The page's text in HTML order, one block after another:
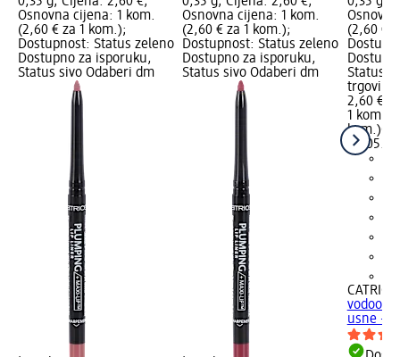
Osnovna cijena: 1 kom.
(2,60 € za 1 kom.);
Dostupnost: Status zeleno
Dostupno za isporuku,
Status sivo Odaberi dm
Osnovna cijena: 1 kom.
(2,60 € za 1 kom.);
Dostupnost: Status zeleno
Dostupno za isporuku,
Status sivo Odaberi dm
(2,60 €
Status
trgovinu
2,60 €
1 kom.
kom.)
CATRICE
usne –